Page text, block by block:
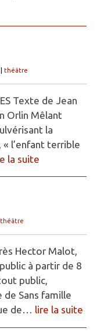
théâtre
Texte de Jean
Orlin Mêlant
la
l’enfant terrible
la suite
théâtre
Hector Malot,
à partir de 8
public,
de Sans famille
de… lire la suite